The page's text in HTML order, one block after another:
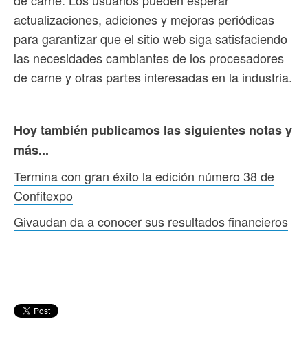
actualizaciones, adiciones y mejoras periódicas
para garantizar que el sitio web siga satisfaciendo
las necesidades cambiantes de los procesadores
de carne y otras partes interesadas en la industria.
Hoy también publicamos las siguientes notas y
más...
Termina con gran éxito la edición número 38 de
Confitexpo
Givaudan da a conocer sus resultados financieros